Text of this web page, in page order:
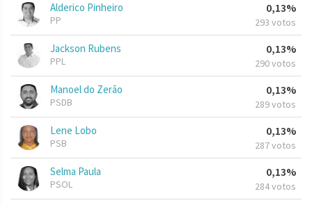
Alderico Pinheiro
PP
0,13%
293 votos
Jackson Rubens
PPL
0,13%
290 votos
Manoel do Zerão
PSDB
0,13%
289 votos
Lene Lobo
PSB
0,13%
287 votos
Selma Paula
PSOL
0,13%
284 votos